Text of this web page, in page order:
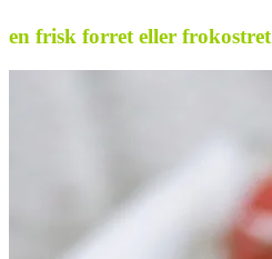
en frisk forret eller frokostret